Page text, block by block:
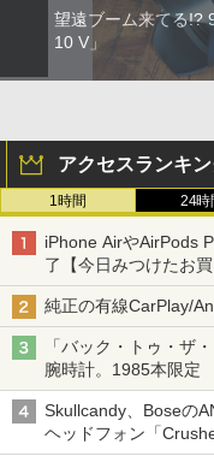
望遠ブーム来てる!?
10 V」
アクセスランキ
1時間 24時
iPhone AirやAirPods
了【今日みつけたお買
純正の有線CarPlay/
「バック・トゥ・ザ
腕時計。1985本限定
Skullcandy、Boseの
ヘッドフォン「